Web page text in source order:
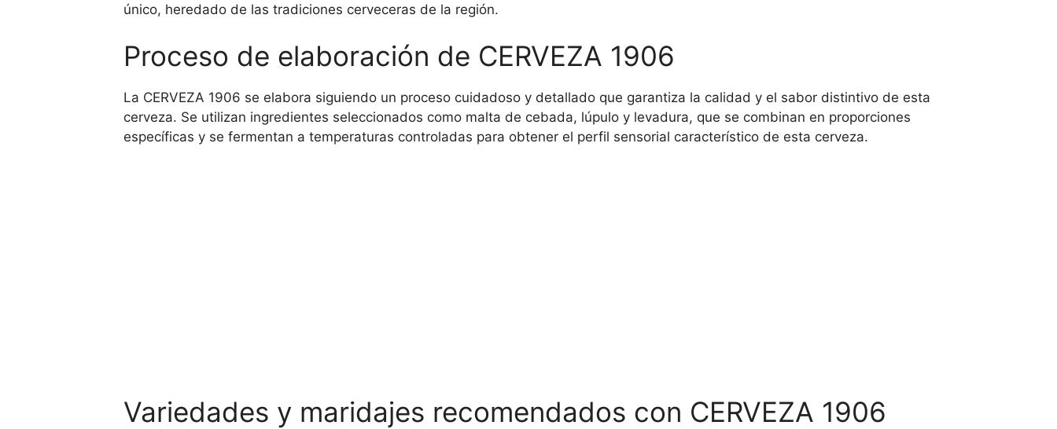
único, heredado de las tradiciones cerveceras de la región.
Proceso de elaboración de CERVEZA 1906
La CERVEZA 1906 se elabora siguiendo un proceso cuidadoso y detallado que garantiza la calidad y el sabor distintivo de esta
cerveza. Se utilizan ingredientes seleccionados como malta de cebada, lúpulo y levadura, que se combinan en proporciones
específicas y se fermentan a temperaturas controladas para obtener el perfil sensorial característico de esta cerveza.
Variedades y maridajes recomendados con CERVEZA 1906